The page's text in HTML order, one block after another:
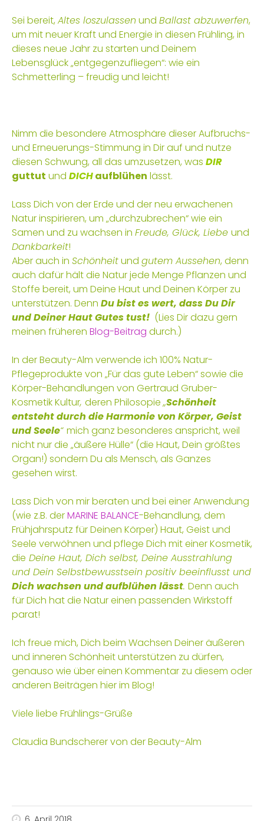
Sei bereit,Altes loszulassen und Ballast abzuwerfen,
um mit neuer Kraft und Energie in diesen Frühling, in
dieses neue Jahr zu starten und Deinem
Lebensglück „entgegenzufliegen“: wie ein
Schmetterling – freudig und leicht!
Nimm die besondere Atmosphäre dieser Aufbruchs-
und Erneuerungs-Stimmung in Dir auf und nutze
diesen Schwung, all das umzusetzen, was DIR
guttut und DICHaufblühen lässt.
Lass Dich von der Erde und der neu erwachenen
Natur inspirieren, um „durchzubrechen“ wie ein
Samen und zu wachsen in Freude, Glück, Liebe und
Dankbarkeit!
Aber auch in Schönheitund gutem Aussehen, denn
auch dafür hält die Natur jede Menge Pflanzen und
Stoffe bereit, um Deine Haut und Deinen Körper zu
unterstützen. Denn Du bist es wert, dass Du Dir
und Deiner Haut Gutes tust! (Lies Dir dazu gern
meinen früheren Blog-Beitrag durch.)
In der Beauty-Alm verwende ich 100% Natur-
Pflegeprodukte von „Für das gute Leben“ sowie die
Körper-Behandlungen von Gertraud Gruber-
Kosmetik Kultur, deren Philosopie„Schönheit
entsteht durch die Harmonie von Körper, Geist
und Seele“ mich ganz besonderes anspricht, weil
nicht nur die „äußere Hülle“ (die Haut, Dein größtes
Organ!) sondern Du als Mensch, als Ganzes
gesehen wirst.
Lass Dich von mir beraten und bei einer Anwendung
(wie z.B. derMARINE BALANCE-Behandlung, dem
Frühjahrsputz für Deinen Körper) Haut, Geist und
Seele verwöhnen und pflege Dich mit einer Kosmetik,
die Deine Haut, Dich selbst, Deine Ausstrahlung
und Dein Selbstbewusstsein positiv beeinflusst und
Dich wachsen und aufblühen lässt. Denn auch
für Dich hat die Natur einen passenden Wirkstoff
parat!
Ich freue mich, Dich beim Wachsen Deiner äußeren
und inneren Schönheit unterstützen zu dürfen,
genauso wie über einen Kommentar zu diesem oder
anderen Beiträgen hier im Blog!
Viele liebe Frühlings-Grüße
Claudia Bundscherer von der Beauty-Alm